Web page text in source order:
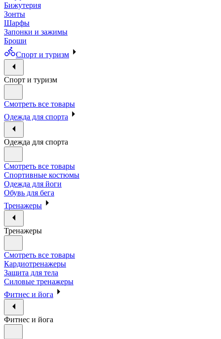
Бижутерия
Зонты
Шарфы
Запонки и зажимы
Броши
Спорт и туризм
Спорт и туризм
Смотреть все товары
Одежда для спорта
Одежда для спорта
Смотреть все товары
Спортивные костюмы
Одежда для йоги
Обувь для бега
Тренажеры
Тренажеры
Смотреть все товары
Кардиотренажеры
Защита для тела
Силовые тренажеры
Фитнес и йога
Фитнес и йога